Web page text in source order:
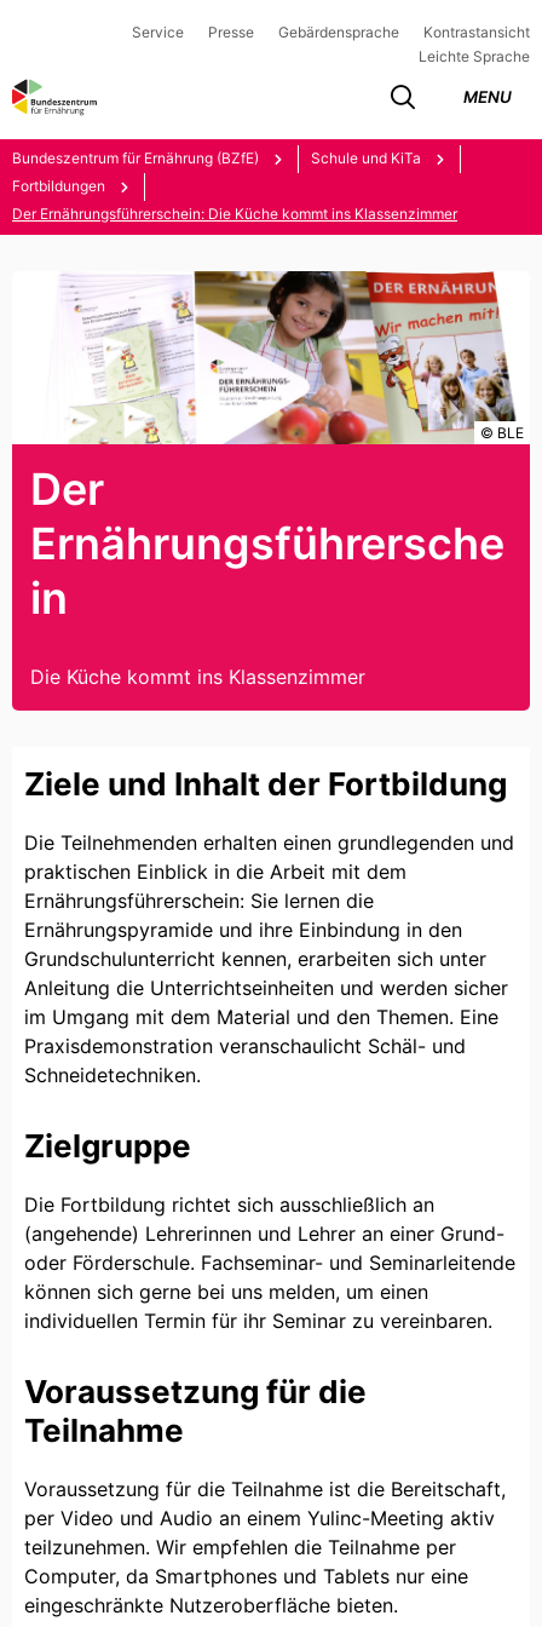
Service Presse Gebärdensprache
Kontrastansicht
Leichte Sprache
MENU
Bundeszentrum für Ernährung (BZfE)
Schule und KiTa
Fortbildungen
Der Ernährungsführerschein: Die Küche kommt ins Klassenzimmer
Der
Ernährungsführersche
in
Die Küche kommt ins Klassenzimmer
© BLE
Ziele und Inhalt der Fortbildung
Die Teilnehmenden erhalten einen grundlegenden und
praktischen Einblick in die Arbeit mit dem
Ernährungsführerschein: Sie lernen die
Ernährungspyramide und ihre Einbindung in den
Grundschulunterricht kennen, erarbeiten sich unter
Anleitung die Unterrichtseinheiten und werden sicher
im Umgang mit dem Material und den Themen. Eine
Praxisdemonstration veranschaulicht Schäl- und
Schneidetechniken.
Zielgruppe
Die Fortbildung richtet sich ausschließlich an
(angehende) Lehrerinnen und Lehrer an einer Grund-
oder Förderschule. Fachseminar- und Seminarleitende
können sich gerne bei uns melden, um einen
individuellen Termin für ihr Seminar zu vereinbaren.
Voraussetzung für die
Teilnahme
Voraussetzung für die Teilnahme ist die Bereitschaft,
per Video und Audio an einem Yulinc-Meeting aktiv
teilzunehmen. Wir empfehlen die Teilnahme per
Computer, da Smartphones und Tablets nur eine
eingeschränkte Nutzeroberfläche bieten.